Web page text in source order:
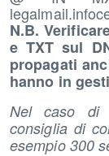
N.B.
e TXT sul
propagati
hanno in
Nel caso di
consiglia di
esempio 300